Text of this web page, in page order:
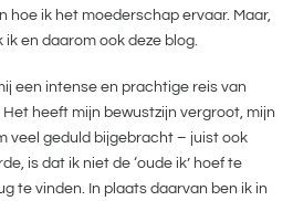
hoe ik het moederschap ervaar. Maar,
en daarom ook deze blog.
een intense en prachtige reis van
heeft mijn bewustzijn vergroot, mijn
veel geduld bijgebracht – juist ook
is dat ik niet de ‘oude ik’ hoef te
te vinden. In plaats daarvan ben ik in